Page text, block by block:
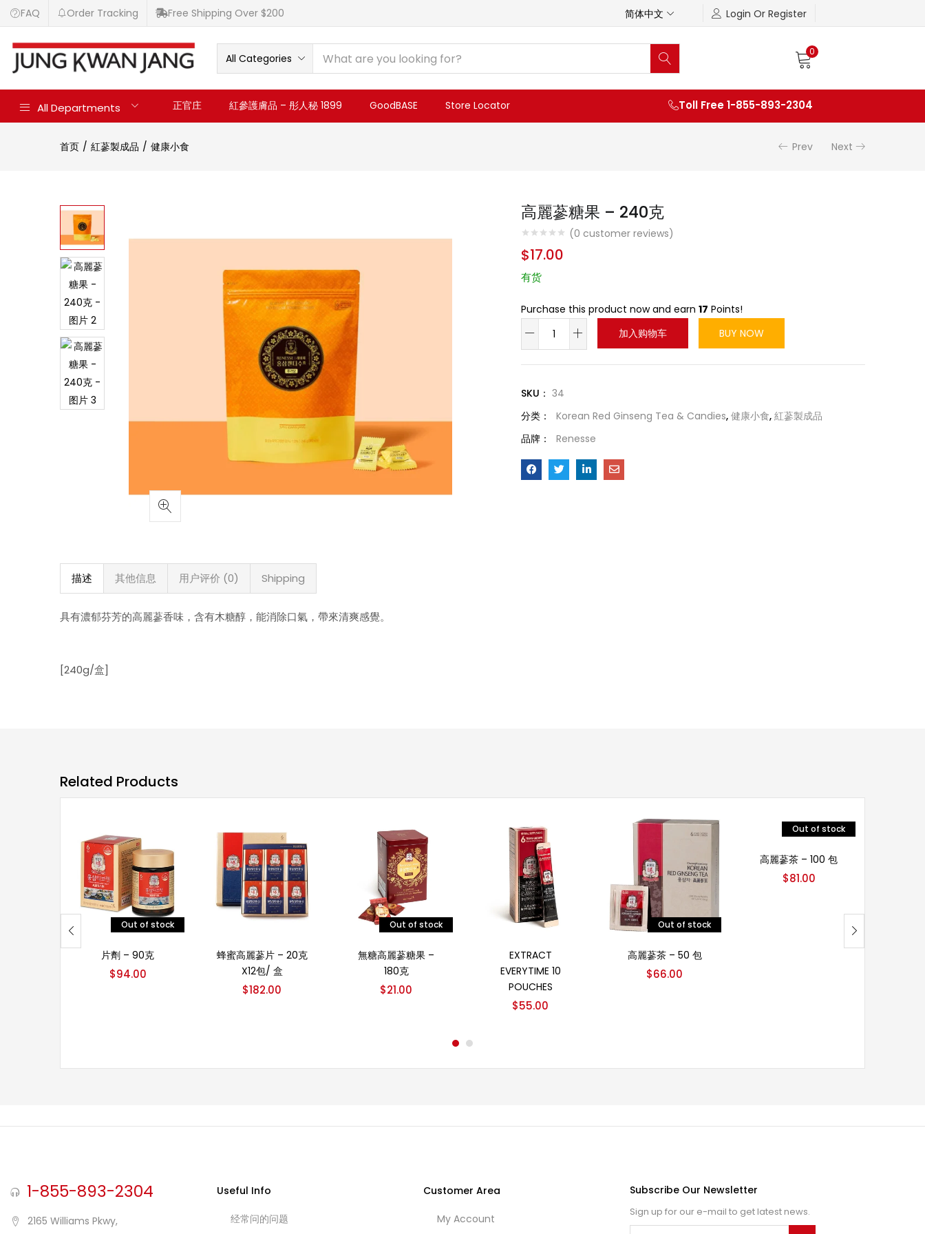
FAQ Order Tracking Free Shipping Over $200 简体中文 Login Or Register
All Categories
0
All Departments 正官庄 紅參護膚品 – 彤人秘 1899 GoodBASE Store Locator Toll Free 1-855-893-2304
首页 紅蔘製成品 健康小食 Prev Next
高麗蔘糖果 – 240克
(0 customer reviews)
$17.00
有货
Purchase this product now and earn 17 Points!
加入购物车
BUY NOW
SKU： 34
分类：
Korean Red Ginseng Tea & Candies, 健康小食, 紅蔘製成品
品牌：
Renesse
描述 其他信息 用户评价 (0) Shipping
具有濃郁芬芳的高麗蔘香味，含有木糖醇，能消除口氣，帶來清爽感覺。
[240g/盒]
Related Products
Out of stock
片劑 – 90克
$94.00
蜂蜜高麗蔘片 – 20克
X12包/ 盒
$182.00
Out of stock
無糖高麗蔘糖果 –
180克
$21.00
EXTRACT
EVERYTIME 10
POUCHES
$55.00
Out of stock
高麗蔘茶 – 50 包
$66.00
Out of stock
高麗蔘茶 – 100 包
$81.00
1-855-893-2304
2165 Williams Pkwy,
Useful Info
经常问的问题
Customer Area
My Account
Subscribe Our Newsletter
Sign up for our e-mail to get latest news.